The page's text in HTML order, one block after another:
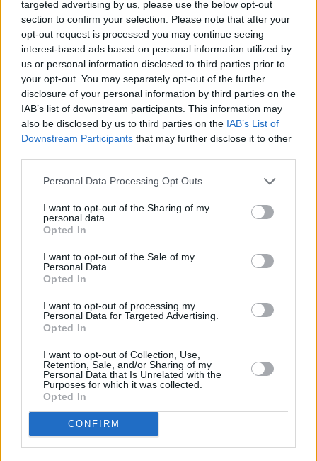
targeted advertising by us, please use the below opt-out
section to confirm your selection. Please note that after your
opt-out request is processed you may continue seeing
interest-based ads based on personal information utilized by
us or personal information disclosed to third parties prior to
your opt-out. You may separately opt-out of the further
disclosure of your personal information by third parties on the
IAB’s list of downstream participants. This information may
also be disclosed by us to third parties on the IAB’s List of
Downstream Participants that may further disclose it to other
Personal Data Processing Opt Outs
I want to opt-out of the Sharing of my
personal data.
Opted In
I want to opt-out of the Sale of my
Personal Data.
Opted In
I want to opt-out of processing my
Personal Data for Targeted Advertising.
Opted In
I want to opt-out of Collection, Use,
Retention, Sale, and/or Sharing of my
Personal Data that Is Unrelated with the
Purposes for which it was collected.
Opted In
CONFIRM
Pochieren
Pochieren ist eine ganz spezielle Garmethode für
empfindliche Lebensmittel wie Eier oder Fischfilets. Der
Begriff Pochieren stammt aus dem Französischen und
bedeutet garziehen. » mehr
Rösten
Das Rösten ist eine weit verbreitete Garmethode bei der
Lebensmittel ohne zusätzliche Zugabe von Fett oder Öl
erhitzt werden und so Feuchtigkeit entzogen wird.
» mehr
Schmoren
Garmethoden Braten und Dünsten. Gerichte wie
Rouladen oder Gulasch werden dadurch besonders zart
und aromatisch.
Sieden
Beim Sieden werden die Lebensmittel in reichlich
kochender Flüßigkeit am Siedepunkt gekocht. Diese
schonende Garmethode wird umgangsprachlich auch
köcheln genannt. » mehr
Zurück zur Übersicht